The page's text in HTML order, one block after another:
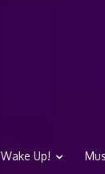
Wake Up!